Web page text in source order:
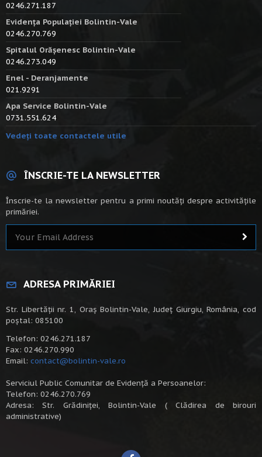
0246.271.187
Evidența Populației Bolintin-Vale
0246.270.769
Spitalul Orășenesc Bolintin-Vale
0246.273.049
Enel - Deranjamente
021.9291
Apa Service Bolintin-Vale
0731.551.624
Vedeți toate contactele utile
ÎNSCRIE-TE LA NEWSLETTER
Înscrie-te la newsletter pentru a primi noutăți despre activitățile
primăriei.
ADRESA PRIMĂRIEI
Str. Libertății nr. 1, Oraș Bolintin-Vale, Județ Giurgiu, România, cod
poștal: 085100
Telefon: 0246.271.187
Fax: 0246.270.990
Email: contact@bolintin-vale.ro
Serviciul Public Comunitar de Evidență a Persoanelor:
Telefon: 0246.270.769
Adresa: Str. Grădiniței, Bolintin-Vale ( Clădirea de birouri
administrative)